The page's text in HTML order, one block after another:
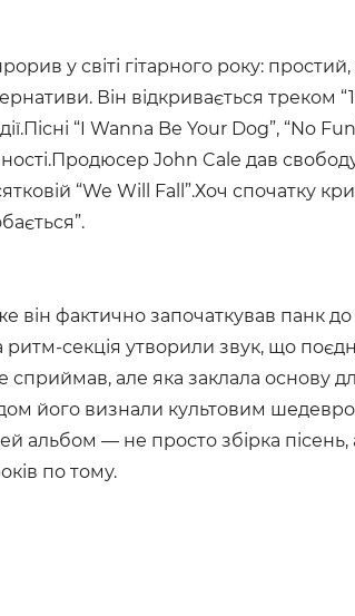
у світі гітарного року:
Він відкривається
“I Wanna Be Your Dog”, “No
John Cale дав
“We Will Fall”.Хоч спочатку
він фактично започаткував панк
та ритм-секція утворили звук, що
сприймав, але яка заклала
його визнали культовим
альбом — не просто збірка
по тому.